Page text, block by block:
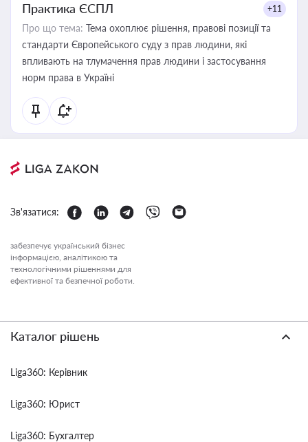
Практика ЄСПЛ +11
Про що тема: Тема охоплює рішення, правові позиції та
стандарти Європейського суду з прав людини, які
впливають на тлумачення прав людини і застосування
норм права в Україні
Зв'язатися:
забезпечує український бізнес
інформацією, аналітикою та
технологічними рішеннями для
ефективної та безпечної роботи.
Каталог рішень
Liga360: Керівник
Liga360: Юрист
Liga360: Бухгалтер